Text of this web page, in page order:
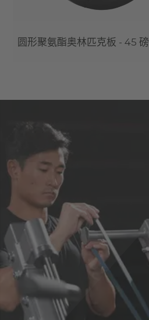
圆形聚氨酯奥林匹克板 - 45 磅